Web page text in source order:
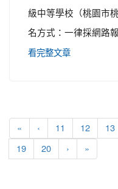
級中等學校（桃園市
名方式：一律採網路
看完整文章
« ‹ 11 12 13
19 20 › »